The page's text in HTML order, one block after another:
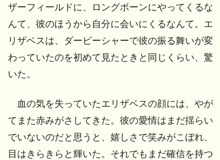
ザーフィールドに、ロングボーンにやってくるな
んて、彼のほうから自分に会いにくるなんて。エ
リザベスは、ダービーシャーで彼の振る舞いが変
わっていたのを初めて見たときと同じくらい、驚
いた。
血の気を失っていたエリザベスの顔には、やが
てまた赤みがさしてきた。彼の愛情はまだ揺らい
でいないのだと思うと、嬉しさで笑みがこぼれ、
目はきらきらと輝いた。それでもまだ確信を持つ